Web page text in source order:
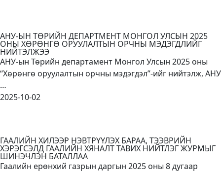
АНУ-ЫН ТӨРИЙН ДЕПАРТМЕНТ МОНГОЛ УЛСЫН 2025
ОНЫ ХӨРӨНГӨ ОРУУЛАЛТЫН ОРЧНЫ МЭДЭГДЛИЙГ
НИЙТЭЛЖЭЭ
АНУ-ын Төрийн департамент Монгол Улсын 2025 оны
“Хөрөнгө оруулалтын орчны мэдэгдэл”-ийг нийтэлж, АНУ
…
2025-10-02
ГААЛИЙН ХИЛЭЭР НЭВТРҮҮЛЭХ БАРАА, ТЭЭВРИЙН
ХЭРЭГСЭЛД ГААЛИЙН ХЯНАЛТ ТАВИХ НИЙТЛЭГ ЖУРМЫГ
ШИНЭЧЛЭН БАТАЛЛАА
Гаалийн ерөнхий газрын даргын 2025 оны 8 дугаар